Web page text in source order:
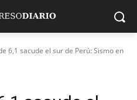
6,1 sacude el sur de Perú: Sismo en